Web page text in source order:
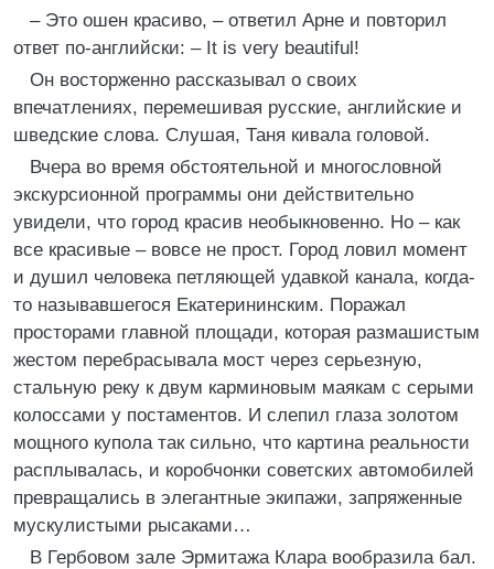
– Это ошен красиво, – ответил Арне и повторил
ответ по-английски: – It is very beautiful!
Он восторженно рассказывал о своих
впечатлениях, перемешивая русские, английские и
шведские слова. Слушая, Таня кивала головой.
Вчера во время обстоятельной и многословной
экскурсионной программы они действительно
увидели, что город красив необыкновенно. Но – как
все красивые – вовсе не прост. Город ловил момент
и душил человека петляющей удавкой канала, когда-
то называвшегося Екатерининским. Поражал
просторами главной площади, которая размашистым
жестом перебрасывала мост через серьезную,
стальную реку к двум карминовым маякам с серыми
колоссами у постаментов. И слепил глаза золотом
мощного купола так сильно, что картина реальности
расплывалась, и коробчонки советских автомобилей
превращались в элегантные экипажи, запряженные
мускулистыми рысаками…
В Гербовом зале Эрмитажа Клара вообразила бал.